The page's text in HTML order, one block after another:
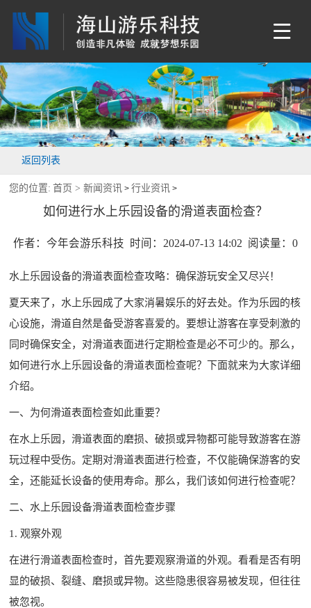
返回列表
您的位置: 首页 >新闻资讯 >行业资讯 >
如何进行水上乐园设备的滑道表面检查？
作者：今年会游乐科技 时间：2024-07-13 14:02 阅读量： 0
水上乐园设备的滑道表面检查攻略：确保游玩安全又尽兴！
夏天来了，水上乐园成了大家消暑娱乐的好去处。作为乐园的核
心设施，滑道自然是备受游客喜爱的。要想让游客在享受刺激的
同时确保安全，对滑道表面进行定期检查是必不可少的。那么，
如何进行水上乐园设备的滑道表面检查呢？下面就来为大家详细
介绍。
一、为何滑道表面检查如此重要？
在水上乐园，滑道表面的磨损、破损或异物都可能导致游客在游
玩过程中受伤。定期对滑道表面进行检查，不仅能确保游客的安
全，还能延长设备的使用寿命。那么，我们该如何进行检查呢？
二、水上乐园设备滑道表面检查步骤
1. 观察外观
在进行滑道表面检查时，首先要观察滑道的外观。看看是否有明
显的破损、裂缝、磨损或异物。这些隐患很容易被发现，但往往
被忽视。